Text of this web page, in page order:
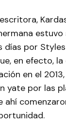
estuvo
días por
en efecto, la
en el
yate por las
ahí